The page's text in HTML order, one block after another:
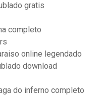
gratis
completo
online legendado
download
do inferno completo